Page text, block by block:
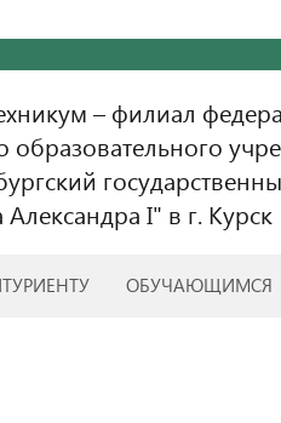
– филиал
образовательного
I" в г. Курск
ОБУЧАЮЩИМСЯ